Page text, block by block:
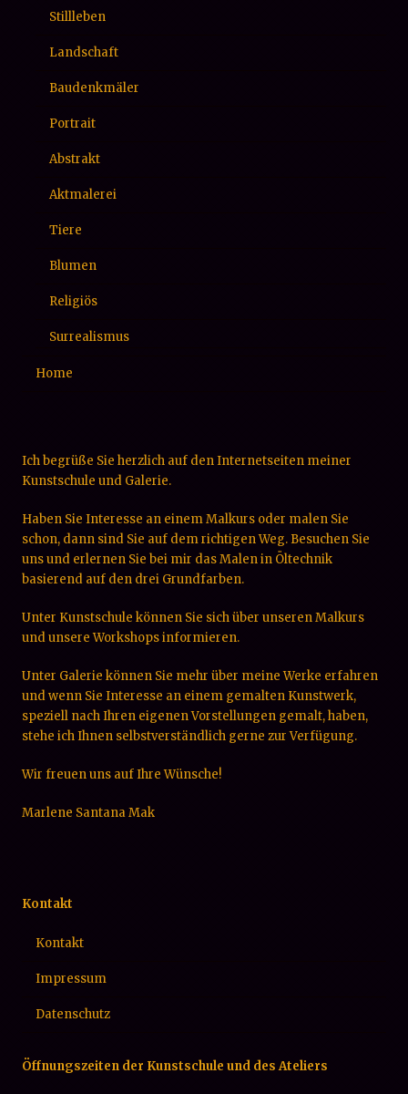
Stillleben
Landschaft
Baudenkmäler
Portrait
Abstrakt
Aktmalerei
Tiere
Blumen
Religiös
Surrealismus
Home
Ich begrüße Sie herzlich auf den Internetseiten meiner
Kunstschule und Galerie.
Haben Sie Interesse an einem Malkurs oder malen Sie
schon, dann sind Sie auf dem richtigen Weg. Besuchen Sie
uns und erlernen Sie bei mir das Malen in Öltechnik
basierend auf den drei Grundfarben.
Unter Kunstschule können Sie sich über unseren Malkurs
und unsere Workshops informieren.
Unter Galerie können Sie mehr über meine Werke erfahren
und wenn Sie Interesse an einem gemalten Kunstwerk,
speziell nach Ihren eigenen Vorstellungen gemalt, haben,
stehe ich Ihnen selbstverständlich gerne zur Verfügung.
Wir freuen uns auf Ihre Wünsche!
Marlene Santana Mak
Kontakt
Kontakt
Impressum
Datenschutz
Öffnungszeiten der Kunstschule und des Ateliers